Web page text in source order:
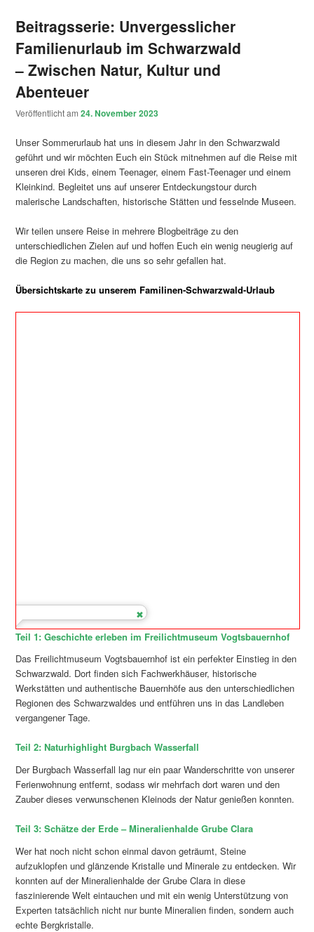
Beitragsserie: Unvergesslicher
Familienurlaub im Schwarzwald
– Zwischen Natur, Kultur und
Abenteuer
Veröffentlicht am24. November 2023
Unser Sommerurlaub hat uns in diesem Jahr in den Schwarzwald
geführt und wir möchten Euch ein Stück mitnehmen auf die Reise mit
unseren drei Kids, einem Teenager, einem Fast-Teenager und einem
Kleinkind. Begleitet uns auf unserer Entdeckungstour durch
malerische Landschaften, historische Stätten und fesselnde Museen.
Wir teilen unsere Reise in mehrere Blogbeiträge zu den
unterschiedlichen Zielen auf und hoffen Euch ein wenig neugierig auf
die Region zu machen, die uns so sehr gefallen hat.
Übersichtskarte zu unserem Familinen-Schwarzwald-Urlaub
Teil 1: Geschichte erleben im Freilichtmuseum Vogtsbauernhof
Das Freilichtmuseum Vogtsbauernhof ist ein perfekter Einstieg in den
Schwarzwald. Dort finden sich Fachwerkhäuser, historische
Werkstätten und authentische Bauernhöfe aus den unterschiedlichen
Regionen des Schwarzwaldes und entführen uns in das Landleben
vergangener Tage.
Teil 2: Naturhighlight Burgbach Wasserfall
Der Burgbach Wasserfall lag nur ein paar Wanderschritte von unserer
Ferienwohnung entfernt, sodass wir mehrfach dort waren und den
Zauber dieses verwunschenen Kleinods der Natur genießen konnten.
Teil 3: Schätze der Erde – Mineralienhalde Grube Clara
Wer hat noch nicht schon einmal davon geträumt, Steine
aufzuklopfen und glänzende Kristalle und Minerale zu entdecken. Wir
konnten auf der Mineralienhalde der Grube Clara in diese
faszinierende Welt eintauchen und mit ein wenig Unterstützung von
Experten tatsächlich nicht nur bunte Mineralien finden, sondern auch
echte Bergkristalle.